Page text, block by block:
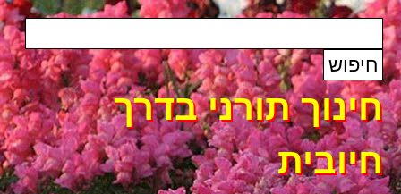
חינוך תורני בדרך
חיובית